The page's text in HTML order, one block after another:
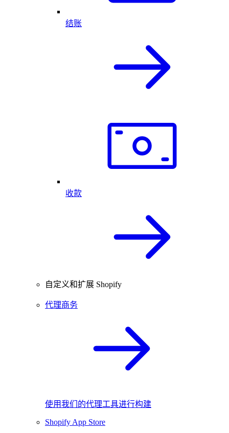
结账
收款
自定义和扩展 Shopify
代理商务
使用我们的代理工具进行构建
Shopify App Store